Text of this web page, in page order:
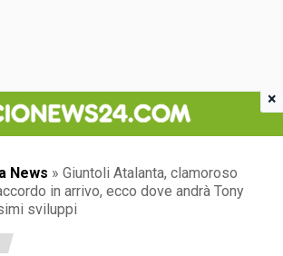
News » Giuntoli Atalanta, clamoroso
in arrivo, ecco dove andrà Tony
sviluppi
×